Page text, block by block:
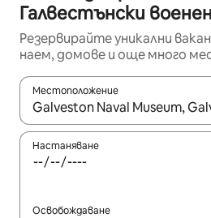
Галвестънски
Резервирайте уникални
наем, домове и още много
Местоположение
Когато резултатите се
Настаняване
Освобождаване